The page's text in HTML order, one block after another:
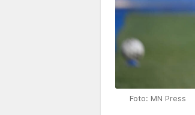
Foto: MN Press